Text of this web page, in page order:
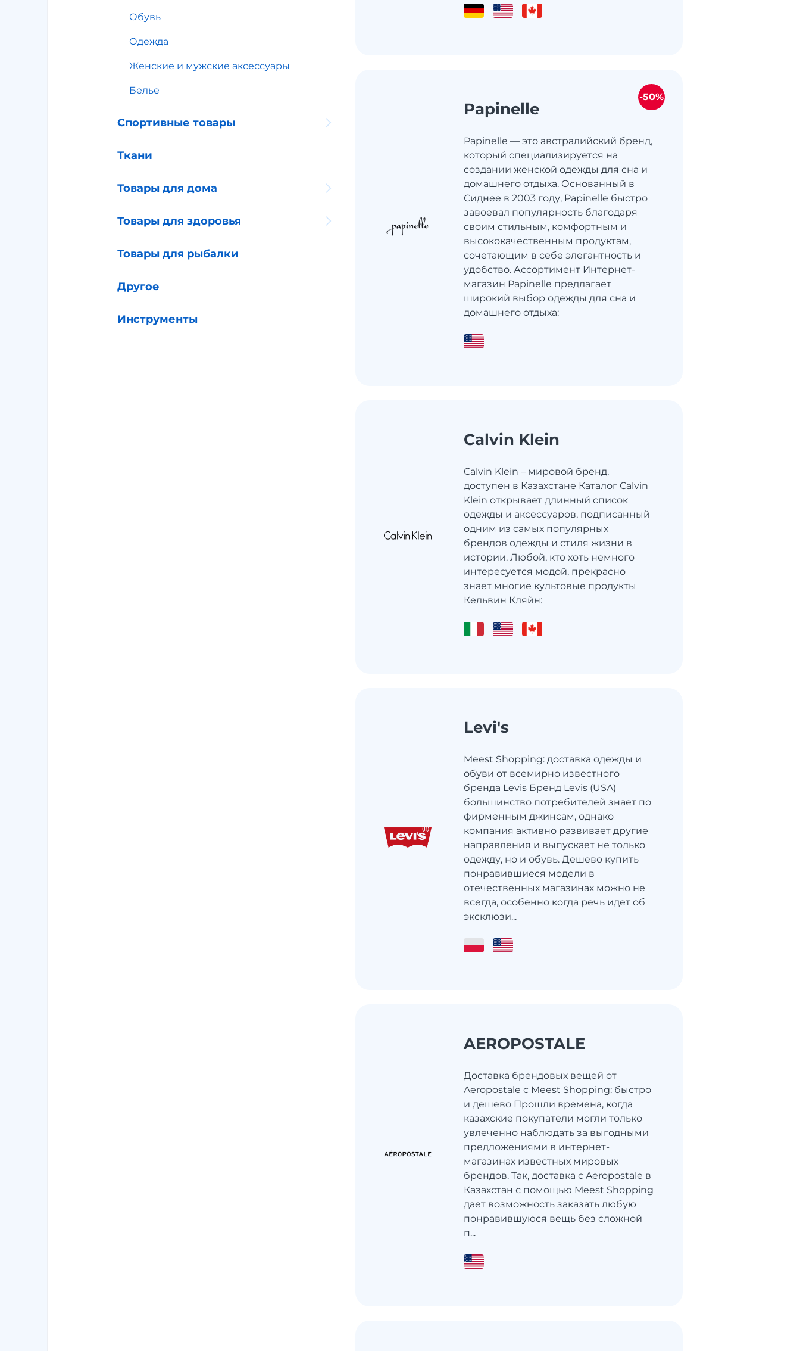
Обувь
Одежда
Женские и мужские аксессуары
Белье
Спортивные товары
Ткани
Товары для дома
Товары для здоровья
Товары для рыбалки
Другое
Инструменты
Papinelle
Papinelle — это австралийский бренд,
который специализируется на
создании женской одежды для сна и
домашнего отдыха. Основанный в
Сиднее в 2003 году, Papinelle быстро
завоевал популярность благодаря
своим стильным, комфортным и
высококачественным продуктам,
сочетающим в себе элегантность и
удобство. Ассортимент Интернет-
магазин Papinelle предлагает
широкий выбор одежды для сна и
домашнего отдыха:
-50%
Calvin Klein
Calvin Klein – мировой бренд,
доступен в Казахстане Каталог Calvin
Klein открывает длинный список
одежды и аксессуаров, подписанный
одним из самых популярных
брендов одежды и стиля жизни в
истории. Любой, кто хоть немного
интересуется модой, прекрасно
знает многие культовые продукты
Кельвин Кляйн:
Levi's
Meest Shopping: доставка одежды и
обуви от всемирно известного
бренда Levis Бренд Levis (USA)
большинство потребителей знает по
фирменным джинсам, однако
компания активно развивает другие
направления и выпускает не только
одежду, но и обувь. Дешево купить
понравившиеся модели в
отечественных магазинах можно не
всегда, особенно когда речь идет об
эксклюзи...
AEROPOSTALE
Доставка брендовых вещей от
Aeropostale с Meest Shopping: быстро
и дешево Прошли времена, когда
казахские покупатели могли только
увлеченно наблюдать за выгодными
предложениями в интернет-
магазинах известных мировых
брендов. Так, доставка с Aeropostale в
Казахстан с помощью Meest Shopping
дает возможность заказать любую
понравившуюся вещь без сложной
п...